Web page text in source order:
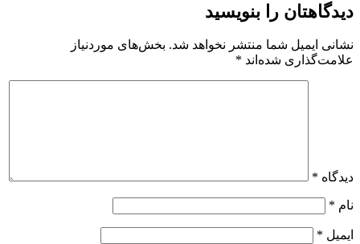
دیدگاهتان را بنویسید
نشانی ایمیل شما منتشر نخواهد شد. بخش‌های موردنیاز
علامت‌گذاری شده‌اند *
دیدگاه *
نام *
ایمیل *